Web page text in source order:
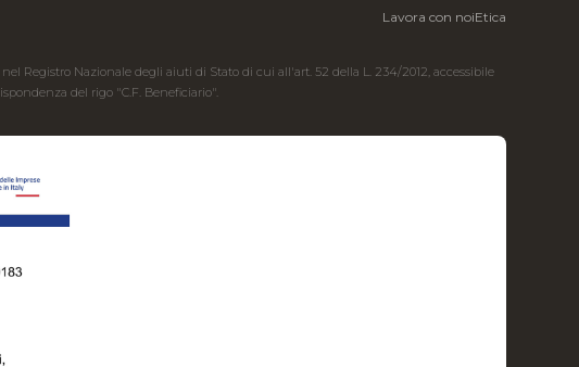
Lavora con noiEtica
Nazionale degli aiuti di Stato di cui all'art. 52 della L. 234/2012, accessibile
del rigo "C.F. Beneficiario".